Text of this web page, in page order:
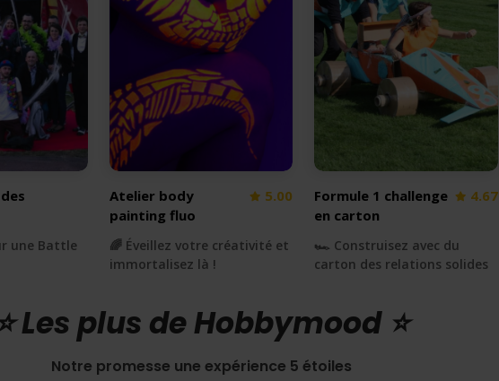
une Battle
Atelier body
painting fluo
5.00
🌈 Éveillez votre créativité et
immortalisez là !
Formule 1 challenge
en carton
4.67
🏎 Construisez avec du
carton des relations solides
Les plus de Hobbymood ⭐️
Notre promesse une expérience 5 étoiles